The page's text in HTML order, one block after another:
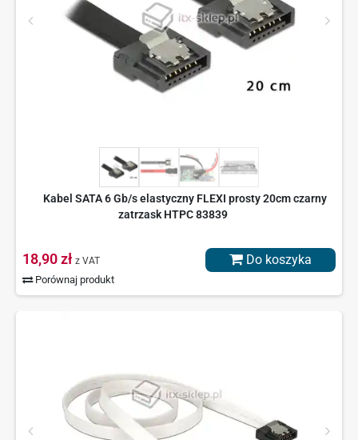
Kabel SATA 6 Gb/s elastyczny FLEXI prosty 20cm czarny
zatrzask HTPC 83839
18,90 zł z VAT
Porównaj produkt
Do koszyka